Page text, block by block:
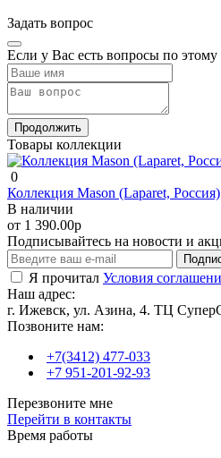
Задать вопрос
Если у Вас есть вопросы по
Продолжить
Товары коллекции
0
Коллекция Mason (Laparet, Россия)
В наличии
от 1 390.00р
Подписывайтесь на новости и
Я прочитал Условия
Наш адрес:
г. Ижевск, ул. Азина, 4. ТЦ
Позвоните нам:
+7(3412) 477-033
+7 951-201-92-93
Перезвоните мне
Перейти в контакты
Время работы